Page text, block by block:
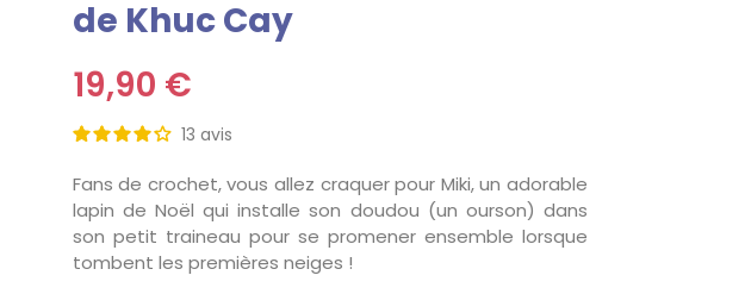
de Khuc Cay
19,90 €
13 avis
Fans de crochet, vous allez craquer pour Miki, un adorable
lapin de Noël qui installe son doudou (un ourson) dans
son petit traineau pour se promener ensemble lorsque
tombent les premières neiges !